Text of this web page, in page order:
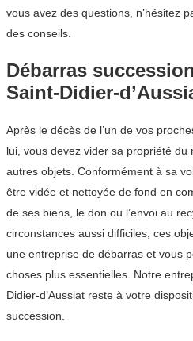
vous avez des questions, n’hésitez
des conseils.
Débarras
Saint-Didier-
Après le décès de l’un de vos
lui, vous devez vider sa propriété du
autres objets. Conformément à sa
être vidée et nettoyée de fond en
de ses biens, le don ou l’envoi au
circonstances aussi difficiles, ces
une entreprise de débarras et vous
choses plus essentielles. Notre
Didier-d’Aussiat reste à votre
succession.